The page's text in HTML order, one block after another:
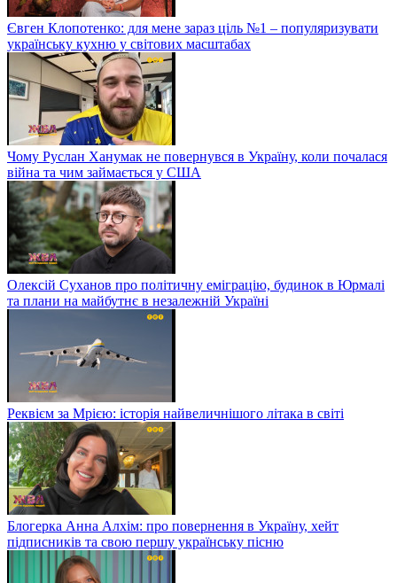
Євген Клопотенко: для мене зараз ціль №1 – популяризувати
українську кухню у світових масштабах
Чому Руслан Ханумак не повернувся в Україну, коли почалася
війна та чим займається у США
Олексій Суханов про політичну еміграцію, будинок в Юрмалі
та плани на майбутнє в незалежній Україні
Реквієм за Мрією: історія найвеличнішого літака в світі
Блогерка Анна Алхім: про повернення в Україну, хейт
підписників та свою першу українську пісню